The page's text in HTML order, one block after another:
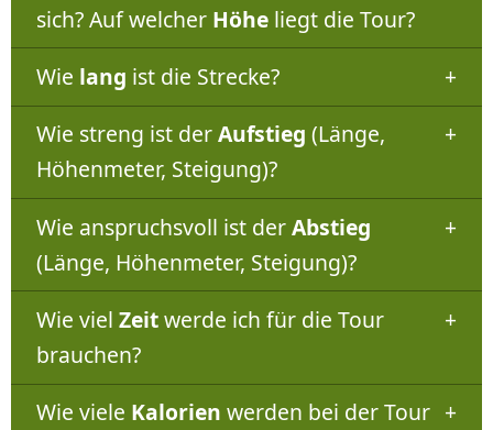
sich? Auf welcher Höheliegt die Tour?
Wie lang ist die Strecke?
Wie streng ist derAufstieg (Länge,
Höhenmeter, Steigung)?
Wie anspruchsvoll ist derAbstieg
(Länge, Höhenmeter, Steigung)?
Wie viel Zeitwerde ich für die Tour
brauchen?
Wie viele Kalorien werden bei der Tour